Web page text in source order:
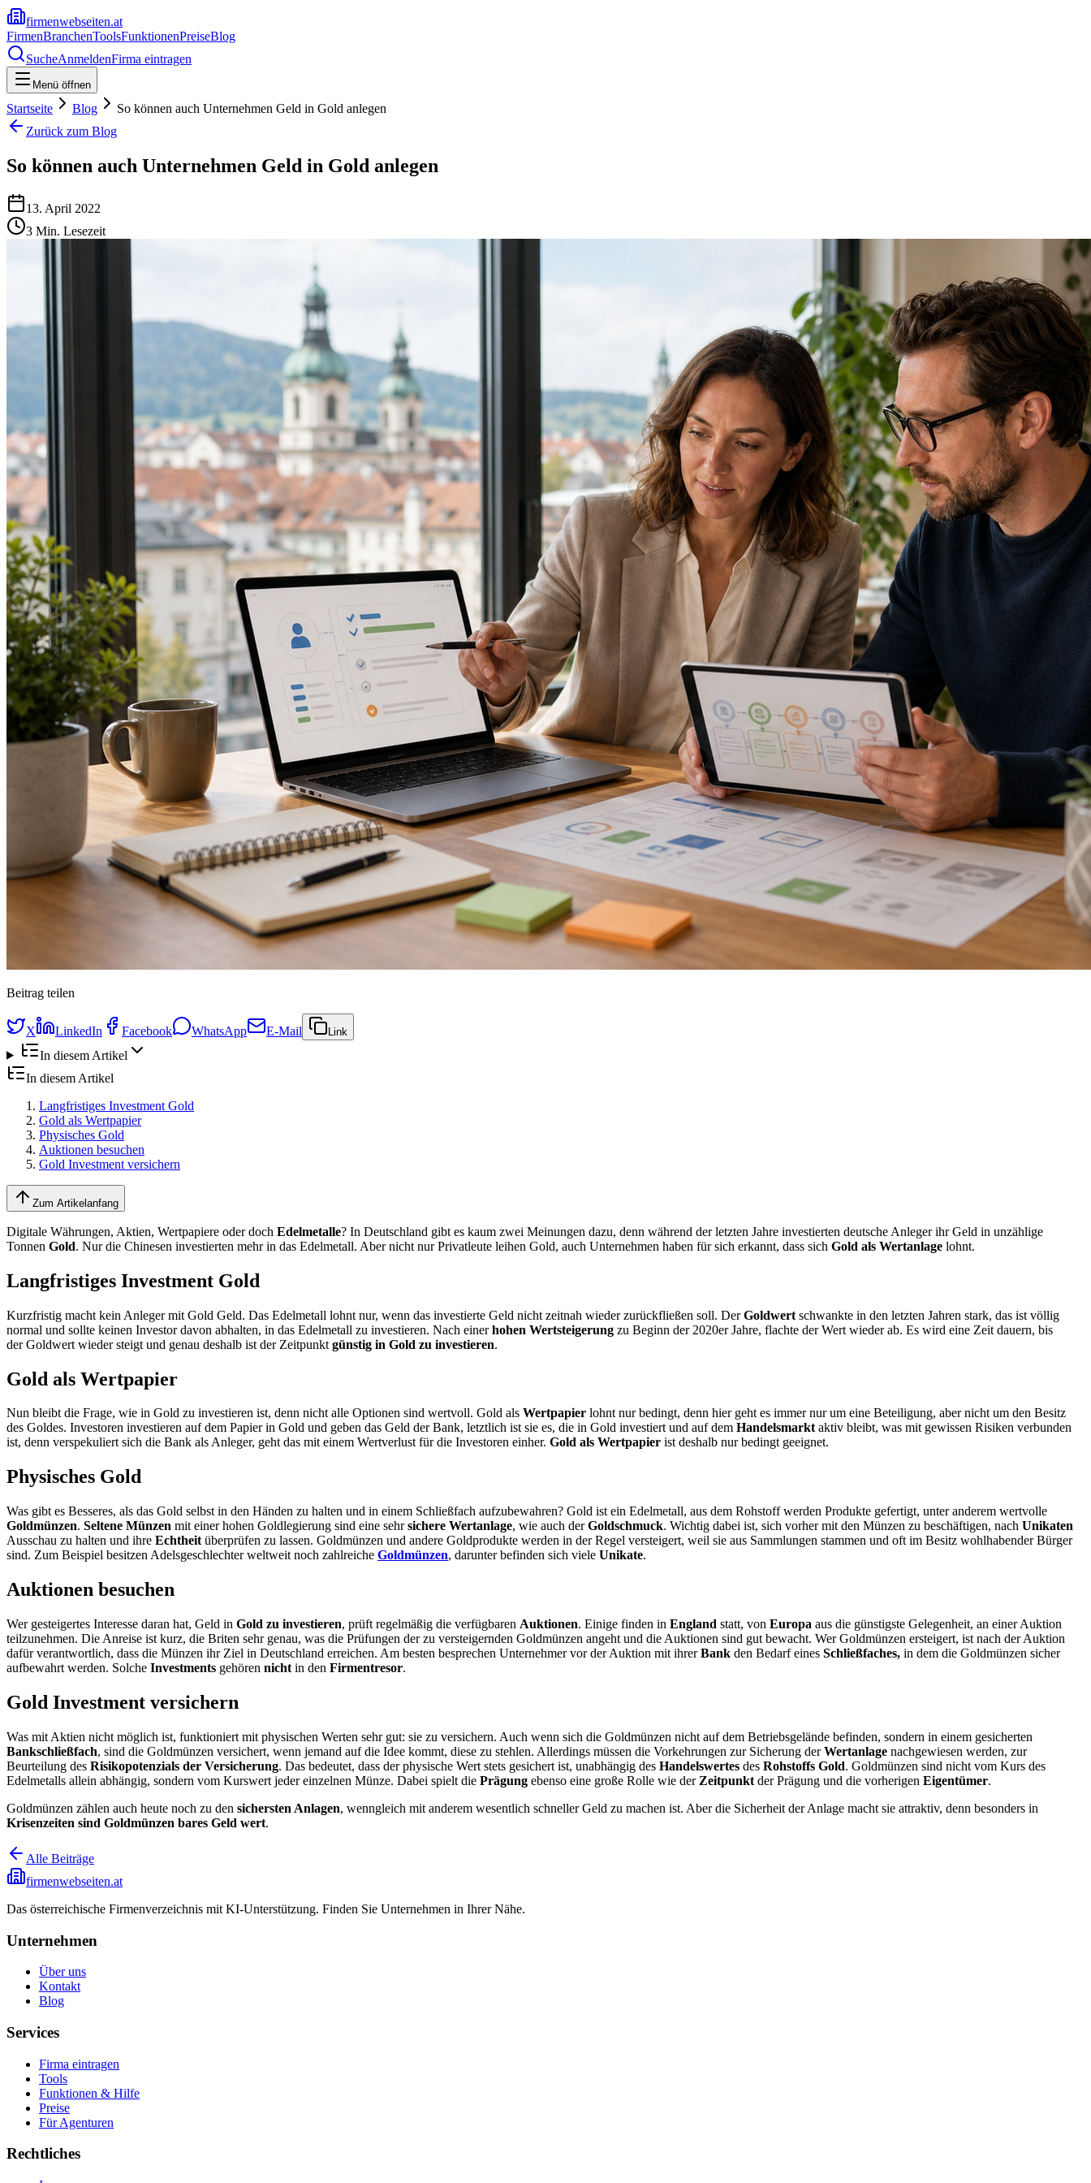
firmenwebseiten.at
FirmenBranchenToolsFunktionenPreiseBlog
SucheAnmeldenFirma eintragen
Menü öffnen
Startseite Blog
So können auch Unternehmen Geld in Gold anlegen
Zurück zum Blog
So können auch Unternehmen Geld in Gold anlegen
13. April 2022
3 Min. Lesezeit
Beitrag teilen
X LinkedIn Facebook WhatsApp E-Mail Link
In diesem Artikel
In diesem Artikel
Langfristiges Investment Gold
Gold als Wertpapier
Physisches Gold
Auktionen besuchen
Gold Investment versichern
Zum Artikelanfang
Digitale Währungen, Aktien, Wertpapiere oder doch Edelmetalle? In Deutschland gibt es kaum zwei Meinungen dazu, denn während der letzten Jahre investierten deutsche Anleger ihr Geld in unzählige
Tonnen Gold. Nur die Chinesen investierten mehr in das Edelmetall. Aber nicht nur Privatleute leihen Gold, auch Unternehmen haben für sich erkannt, dass sich Gold als Wertanlage lohnt.
Langfristiges Investment Gold
Kurzfristig macht kein Anleger mit Gold Geld. Das Edelmetall lohnt nur, wenn das investierte Geld nicht zeitnah wieder zurückfließen soll. DerGoldwert schwankte in den letzten Jahren stark, das ist völlig
normal und sollte keinen Investor davon abhalten, in das Edelmetall zu investieren. Nach einerhohen Wertsteigerung zu Beginn der 2020er Jahre, flachte der Wert wieder ab. Es wird eine Zeit dauern, bis
der Goldwert wieder steigt und genau deshalb ist der Zeitpunkt günstig in Gold zu investieren.
Gold als Wertpapier
Nun bleibt die Frage, wie in Gold zu investieren ist, denn nicht alle Optionen sind wertvoll. Gold als Wertpapier lohnt nur bedingt, denn hier geht es immer nur um eine Beteiligung, aber nicht um den Besitz
des Goldes. Investoren investieren auf dem Papier in Gold und geben das Geld der Bank, letztlich ist sie es, die in Gold investiert und auf dem Handelsmarktaktiv bleibt, was mit gewissen Risiken verbunden
ist, denn verspekuliert sich die Bank als Anleger, geht das mit einem Wertverlust für die Investoren einher. Gold als Wertpapier ist deshalb nur bedingt geeignet.
Physisches Gold
Was gibt es Besseres, als das Gold selbst in den Händen zu halten und in einem Schließfach aufzubewahren? Gold ist ein Edelmetall, aus dem Rohstoff werden Produkte gefertigt, unter anderem wertvolle
Goldmünzen. Seltene Münzen mit einer hohen Goldlegierung sind eine sehrsichere Wertanlage, wie auch derGoldschmuck. Wichtig dabei ist, sich vorher mit den Münzen zu beschäftigen, nach Unikaten
Ausschau zu halten und ihre Echtheit überprüfen zu lassen. Goldmünzen und andere Goldprodukte werden in der Regel versteigert, weil sie aus Sammlungen stammen und oft im Besitz wohlhabender Bürger
sind. Zum Beispiel besitzen Adelsgeschlechter weltweit noch zahlreiche Goldmünzen, darunter befinden sich viele Unikate.
Auktionen besuchen
Wer gesteigertes Interesse daran hat, Geld in Gold zu investieren, prüft regelmäßig die verfügbaren Auktionen. Einige finden in England statt, von Europa aus die günstigste Gelegenheit, an einer Auktion
teilzunehmen. Die Anreise ist kurz, die Briten sehr genau, was die Prüfungen der zu versteigernden Goldmünzen angeht und die Auktionen sind gut bewacht. Wer Goldmünzen ersteigert, ist nach der Auktion
dafür verantwortlich, dass die Münzen ihr Ziel in Deutschland erreichen. Am besten besprechen Unternehmer vor der Auktion mit ihrerBank den Bedarf eines Schließfaches, in dem die Goldmünzen sicher
aufbewahrt werden. Solche Investments gehören nicht in den Firmentresor.
Gold Investment versichern
Was mit Aktien nicht möglich ist, funktioniert mit physischen Werten sehr gut: sie zu versichern. Auch wenn sich die Goldmünzen nicht auf dem Betriebsgelände befinden, sondern in einem gesicherten
Bankschließfach, sind die Goldmünzen versichert, wenn jemand auf die Idee kommt, diese zu stehlen. Allerdings müssen die Vorkehrungen zur Sicherung derWertanlage nachgewiesen werden, zur
Beurteilung des Risikopotenzials der Versicherung. Das bedeutet, dass der physische Wert stets gesichert ist, unabhängig des Handelswertes des Rohstoffs Gold. Goldmünzen sind nicht vom Kurs des
Edelmetalls allein abhängig, sondern vom Kurswert jeder einzelnen Münze. Dabei spielt die Prägung ebenso eine große Rolle wie der Zeitpunkt der Prägung und die vorherigen Eigentümer.
Goldmünzen zählen auch heute noch zu den sichersten Anlagen, wenngleich mit anderem wesentlich schneller Geld zu machen ist. Aber die Sicherheit der Anlage macht sie attraktiv, denn besonders in
Krisenzeiten sind Goldmünzen bares Geld wert.
Alle Beiträge
firmenwebseiten.at
Das österreichische Firmenverzeichnis mit KI-Unterstützung. Finden Sie Unternehmen in Ihrer Nähe.
Unternehmen
Über uns
Kontakt
Blog
Services
Firma eintragen
Tools
Funktionen & Hilfe
Preise
Für Agenturen
Rechtliches